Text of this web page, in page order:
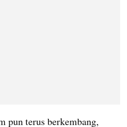
pun terus berkembang,